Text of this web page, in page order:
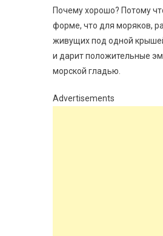
Почему хорошо? Потому
форме, что для моряков,
живущих под одной
и дарит положительные
морской гладью.
Advertisements